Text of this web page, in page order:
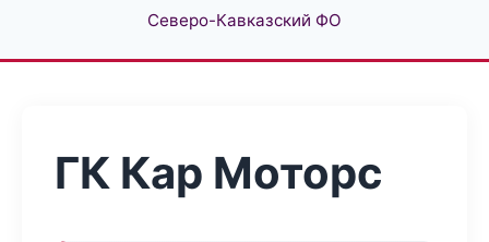
Северо-Кавказский ФО
ГК Кар Моторс